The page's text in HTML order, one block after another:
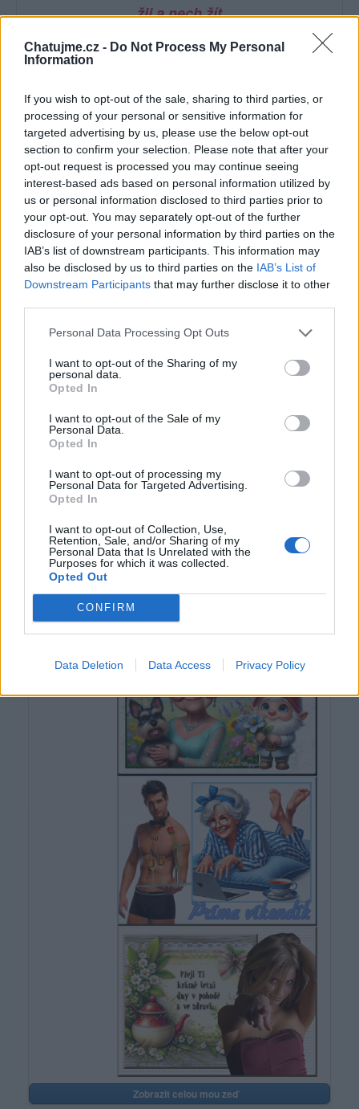
Chatujme.cz - Do Not Process My Personal
Information
If you wish to opt-out of the sale, sharing to third parties, or
processing of your personal or sensitive information for
targeted advertising by us, please use the below opt-out
section to confirm your selection. Please note that after your
opt-out request is processed you may continue seeing
interest-based ads based on personal information utilized by
us or personal information disclosed to third parties prior to
your opt-out. You may separately opt-out of the further
disclosure of your personal information by third parties on the
IAB’s list of downstream participants. This information may
also be disclosed by us to third parties on the IAB’s List of
Downstream Participants that may further disclose it to other
Personal Data Processing Opt Outs
I want to opt-out of the Sharing of my
personal data.
Opted In
I want to opt-out of the Sale of my
Personal Data.
Opted In
I want to opt-out of processing my
Personal Data for Targeted Advertising.
Opted In
I want to opt-out of Collection, Use,
Retention, Sale, and/or Sharing of my
Personal Data that Is Unrelated with the
Purposes for which it was collected.
Opted Out
CONFIRM
Data Deletion Data Access Privacy Policy
žij a nech žít
Poslední 3 příspěvky na mé zdi
VASEK-7 (před 21 dny)
VASEK-7 (před měsícem)
Zobrazit celou mou zeď